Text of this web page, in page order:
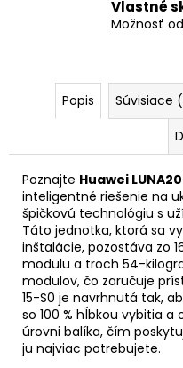
Vlastné
Možnosť
Popis Súvisiace
Poznajte Huawei
inteligentné riešenie na
špičkovú technológiu s
Táto jednotka, ktorá sa
inštalácie, pozostáva zo
modulu a troch 54-
modulov, čo zaručuje
15-S0 je navrhnutá tak,
so 100 % hĺbkou vybitia
úrovni balíka, čím
ju najviac potrebujete.